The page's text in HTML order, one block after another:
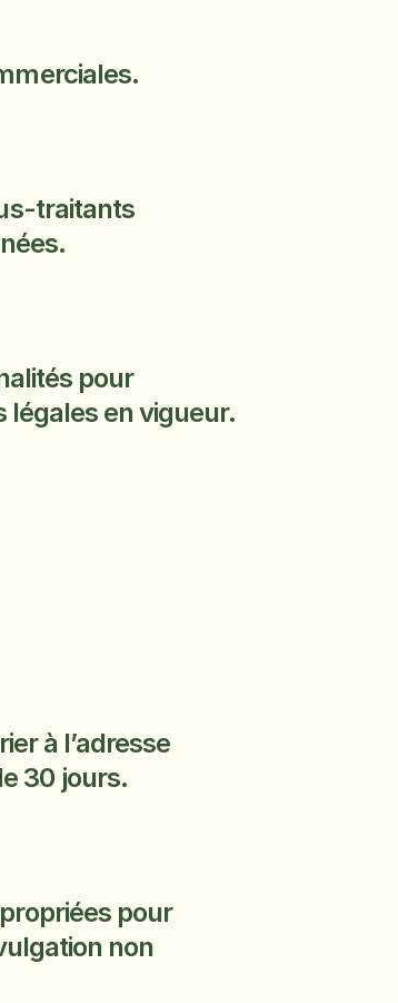
traitants
pour
en vigueur.
à l’adresse
30 jours.
pour
non